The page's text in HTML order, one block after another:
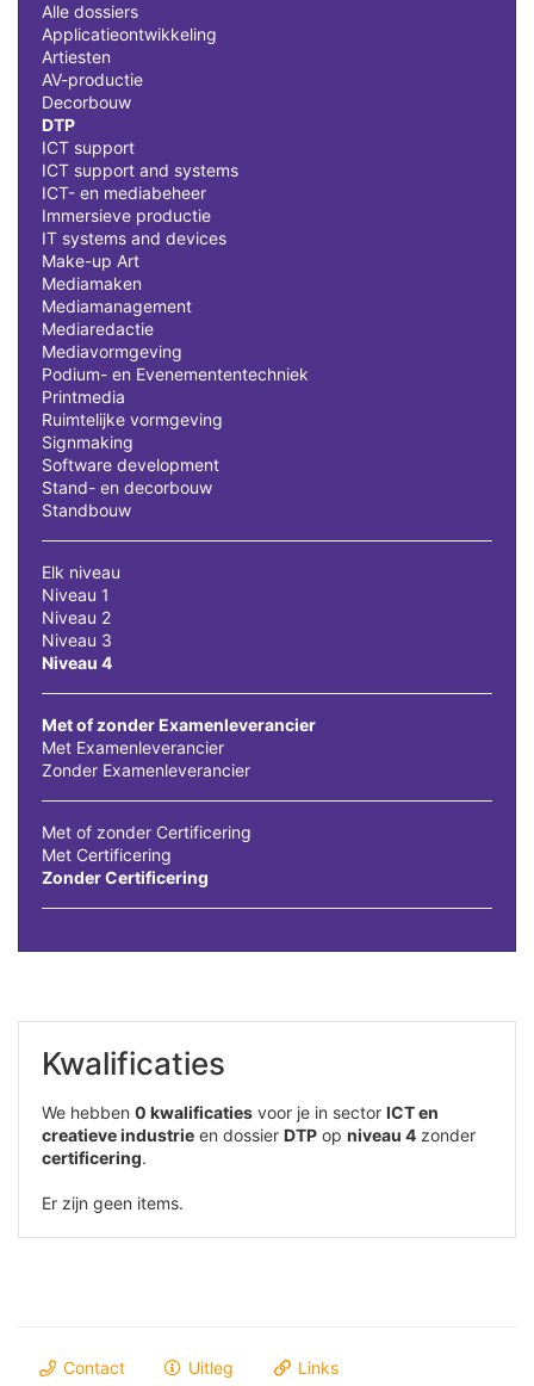
Alle dossiers
Applicatieontwikkeling
Artiesten
AV-productie
Decorbouw
DTP
ICT support
ICT support and systems
ICT- en mediabeheer
Immersieve productie
IT systems and devices
Make-up Art
Mediamaken
Mediamanagement
Mediaredactie
Mediavormgeving
Podium- en Evenemententechniek
Printmedia
Ruimtelijke vormgeving
Signmaking
Software development
Stand- en decorbouw
Standbouw
Elk niveau
Niveau 1
Niveau 2
Niveau 3
Niveau 4
Met of zonder Examenleverancier
Met Examenleverancier
Zonder Examenleverancier
Met of zonder Certificering
Met Certificering
Zonder Certificering
Kwalificaties
We hebben 0 kwalificaties voor je in sector ICT en
creatieve industrie en dossier DTP op niveau 4 zonder
certificering.
Er zijn geen items.
Contact Uitleg Links